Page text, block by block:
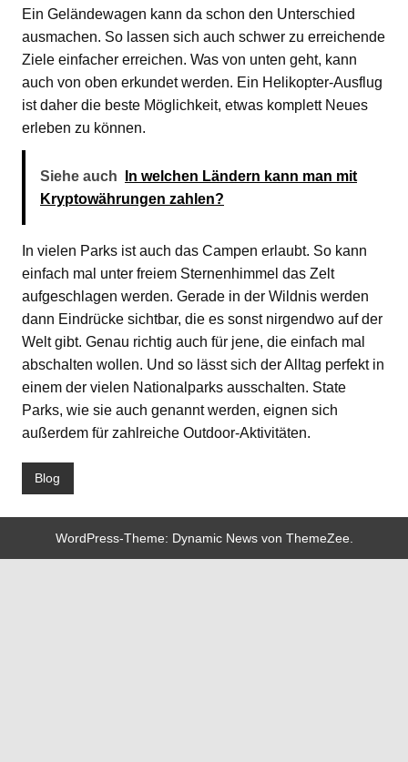
Ein Geländewagen kann da schon den Unterschied
ausmachen. So lassen sich auch schwer zu erreichende
Ziele einfacher erreichen. Was von unten geht, kann
auch von oben erkundet werden. Ein Helikopter-Ausflug
ist daher die beste Möglichkeit, etwas komplett Neues
erleben zu können.
Siehe auch
In welchen Ländern kann man mit
Kryptowährungen zahlen?
In vielen Parks ist auch das Campen erlaubt. So kann
einfach mal unter freiem Sternenhimmel das Zelt
aufgeschlagen werden. Gerade in der Wildnis werden
dann Eindrücke sichtbar, die es sonst nirgendwo auf der
Welt gibt. Genau richtig auch für jene, die einfach mal
abschalten wollen. Und so lässt sich der Alltag perfekt in
einem der vielen Nationalparks ausschalten. State
Parks, wie sie auch genannt werden, eignen sich
außerdem für zahlreiche Outdoor-Aktivitäten.
Blog
WordPress-Theme: Dynamic News von ThemeZee.